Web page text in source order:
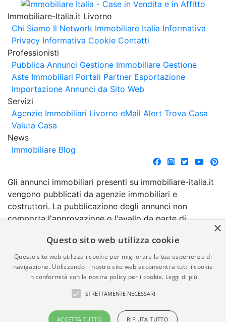
Immobiliare-Italia.it Livorno
Chi Siamo Il Network Immobiliare Italia Informativa
Privacy Informativa Cookie Contatti
Professionisti
Pubblica Annunci Gestione Immobiliare Gestione
Aste Immobiliari Portali Partner Esportazione
Importazione Annunci da Sito Web
Servizi
Agenzie Immobiliari Livorno eMail Alert Trova Casa
Valuta Casa
News
Immobiliare Blog
Gli annunci immobiliari presenti su immobiliare-italia.it
vengono pubblicati da agenzie immobiliari e
costruttori. La pubblicazione degli annunci non
comporta l'approvazione o l'avallo da parte di
garanzia da parte di quest'ultima. immobiliare-italia.it
quindi non è responsabile della veridicità, della
correttezza, della completezza, della normativa in
materia di privacy e/o di alcun altro aspetto dei
suddetti annunci.
© Copyright 2007 - 2026
Powered by
×
Questo sito web utilizza cookie
Questo sito web utilizza i cookie per migliorare la tua esperienza di
navigazione. Utilizzando il nostro sito web acconsenti a tutti i cookie
in conformità con la nostra policy per i cookie. Leggi di più
STRETTAMENTE NECESSARI
ACCETTA TUTTO RIFIUTA TUTTO